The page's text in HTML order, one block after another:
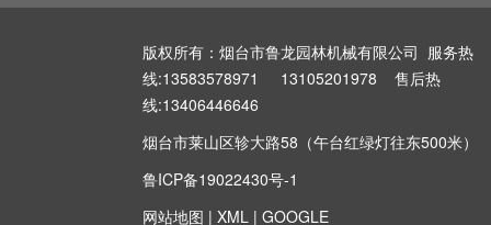
版权所有：烟台市鲁龙园林机械有限公司 服务热
线:13583578971 13105201978 售后热
线:13406446646
烟台市莱山区轸大路58（午台红绿灯往东500米）
鲁ICP备19022430号-1
网站地图 | XML | GOOGLE